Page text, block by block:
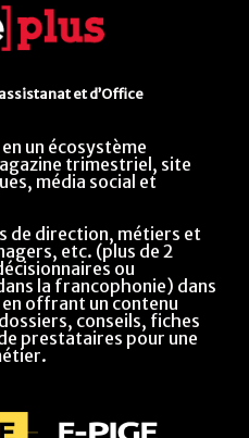
et d’Office
un écosystème
trimestriel, site
média social et
de direction, métiers et
etc. (plus de 2
ou
la francophonie) dans
offrant un contenu
conseils, fiches
prestataires pour une